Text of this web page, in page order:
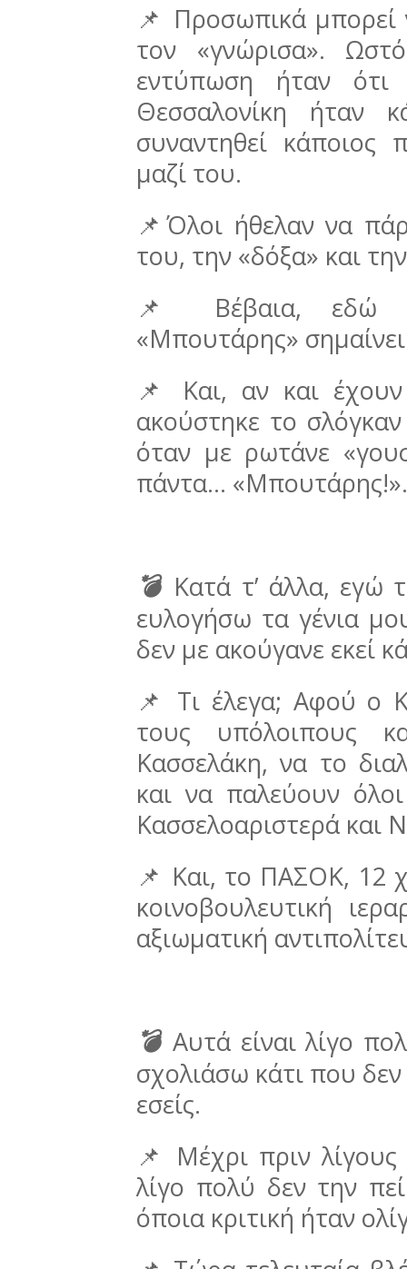
📌 Προσωπικά μπορεί
τον «γνώρισα».
εντύπωση ήταν
Θεσσαλονίκη ήταν
συναντηθεί κάποιος
μαζί του.
📌Όλοι ήθελαν να
του, την «δόξα» και
📌 Βέβαια, εδώ
«Μπουτάρης»
📌 Και, αν και
ακούστηκε το
όταν με ρωτάνε
πάντα…
💣 Κατά τ’ άλλα, εγώ
ευλογήσω τα γένια
δεν με ακούγανε εκεί
📌 Τι έλεγα; Αφού ο
τους υπόλοιπους
Κασσελάκη, να το
και να παλεύουν
Κασσελοαριστερά και
📌 Και, το ΠΑΣΟΚ, 12
κοινοβουλευτική
αξιωματική
💣 Αυτά είναι λίγο
σχολιάσω κάτι που
εσείς.
📌 Μέχρι πριν
λίγο πολύ δεν την
όποια κριτική ήταν